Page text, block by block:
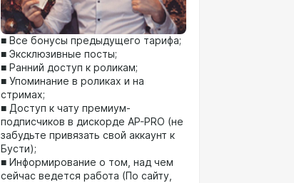
■ Все бонусы предыдущего тарифа;
■ Эксклюзивные посты;
■ Ранний доступ к роликам;
■ Упоминание в роликах и на
стримах;
■ Доступ к чату премиум-
подписчиков в дискорде AP-PRO (не
забудьте привязать свой аккаунт к
Бусти);
■ Информирование о том, над чем
сейчас ведется работа (По сайту,